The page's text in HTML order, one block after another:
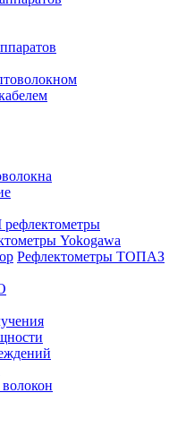
Yokogawa
Рефлектометры ТОПАЗ